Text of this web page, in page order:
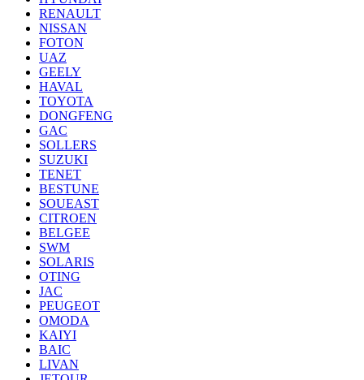
RENAULT
NISSAN
FOTON
UAZ
GEELY
HAVAL
TOYOTA
DONGFENG
GAC
SOLLERS
SUZUKI
TENET
BESTUNE
SOUEAST
CITROEN
BELGEE
SWM
SOLARIS
OTING
JAC
PEUGEOT
OMODA
KAIYI
BAIC
LIVAN